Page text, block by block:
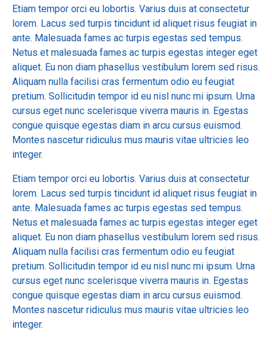
Etiam tempor orci eu lobortis. Varius duis at consectetur
lorem. Lacus sed turpis tincidunt id aliquet risus feugiat in
ante. Malesuada fames ac turpis egestas sed tempus.
Netus et malesuada fames ac turpis egestas integer eget
aliquet. Eu non diam phasellus vestibulum lorem sed risus.
Aliquam nulla facilisi cras fermentum odio eu feugiat
pretium. Sollicitudin tempor id eu nisl nunc mi ipsum. Urna
cursus eget nunc scelerisque viverra mauris in. Egestas
congue quisque egestas diam in arcu cursus euismod.
Montes nascetur ridiculus mus mauris vitae ultricies leo
integer.
Etiam tempor orci eu lobortis. Varius duis at consectetur
lorem. Lacus sed turpis tincidunt id aliquet risus feugiat in
ante. Malesuada fames ac turpis egestas sed tempus.
Netus et malesuada fames ac turpis egestas integer eget
aliquet. Eu non diam phasellus vestibulum lorem sed risus.
Aliquam nulla facilisi cras fermentum odio eu feugiat
pretium. Sollicitudin tempor id eu nisl nunc mi ipsum. Urna
cursus eget nunc scelerisque viverra mauris in. Egestas
congue quisque egestas diam in arcu cursus euismod.
Montes nascetur ridiculus mus mauris vitae ultricies leo
integer.